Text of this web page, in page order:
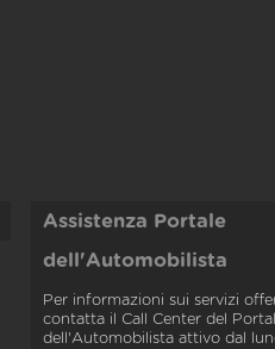
Assistenza Portale
dell'Automobilista
Per informazioni sui servizi
contatta il Call Center del
dell'Automobilista attivo dal